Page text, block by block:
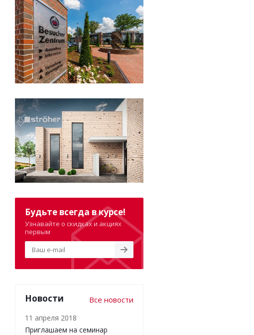
Будьте всегда в курсе!
Узнавайте о скидках и акциях
первым
Новости Все новости
11 апреля 2018
Приглашаем на семинар